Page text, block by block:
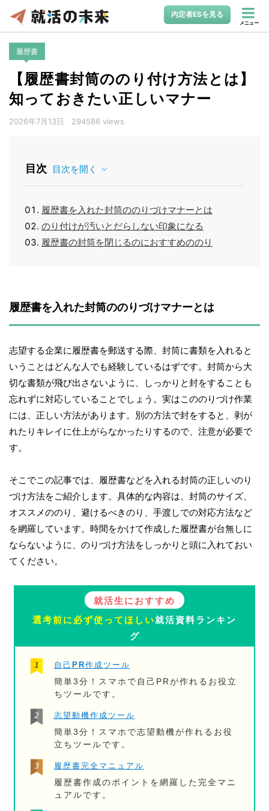
内定者ESを見る
メニュー
履歴書
【履歴書封筒ののり付け方法とは】
知っておきたい正しいマナー
2026年7月13日 294586 views
目次 目次を開く
履歴書を入れた封筒ののりづけマナーとは
のり付けが汚いとだらしない印象になる
履歴書の封筒を閉じるのにおすすめののり
履歴書を入れた封筒ののりづけマナーとは
志望する企業に履歴書を郵送する際、封筒に書類を入れると
いうことはどんな人でも経験しているはずです。封筒から大
切な書類が飛び出さないように、しっかりと封をすることも
忘れずに対応していることでしょう。実はこののりづけ作業
には、正しい方法があります。別の方法で封をすると、剥が
れたりキレイに仕上がらなかったりするので、注意が必要で
す。
そこでこの記事では、履歴書などを入れる封筒の正しいのり
づけ方法をご紹介します。具体的な内容は、封筒のサイズ、
オススメののり、避けるべきのり、手渡しでの対応方法など
を網羅しています。時間をかけて作成した履歴書が台無しに
ならないように、のりづけ方法をしっかりと頭に入れておい
てください。
就活生におすすめ
選考前に必ず使ってほしい就活資料ランキン
グ
自己PR作成ツール
簡単3分！スマホで自己PRが作れるお役立
ちツールです。
志望動機作成ツール
簡単3分！スマホで志望動機が作れるお役
立ちツールです。
履歴書完全マニュアル
履歴書作成のポイントを網羅した完全マニ
ュアルです。